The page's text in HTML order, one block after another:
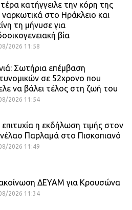
κατήγγειλε την κόρη της
ναρκωτικά στο Ηράκλειο και
τη μήνυσε για
βία
2026 11:58
Σωτήρια επέμβαση
σε 52χρονο που
να βάλει τέλος στη ζωή του
2026 11:54
η εκδήλωση τιμής στον
Παρλαμά στο Πισκοπιανό
2026 11:49
ΔΕΥΑΜ για Κρουσώνα
2026 11:34